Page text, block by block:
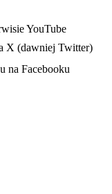
YouTube
X (dawniej Twitter)
na Facebooku